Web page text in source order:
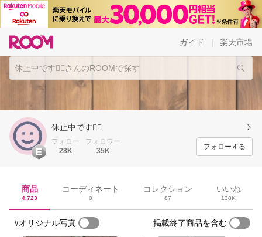
ガイド 楽天市場
休止中です🙇‍♀️
フォロー
28K
フォロワー
35K
フォローする
商品
4,723
コーディネート
0
コレクション
87
いいね
138K
#オリジナル写真 掲載終了商品を含む